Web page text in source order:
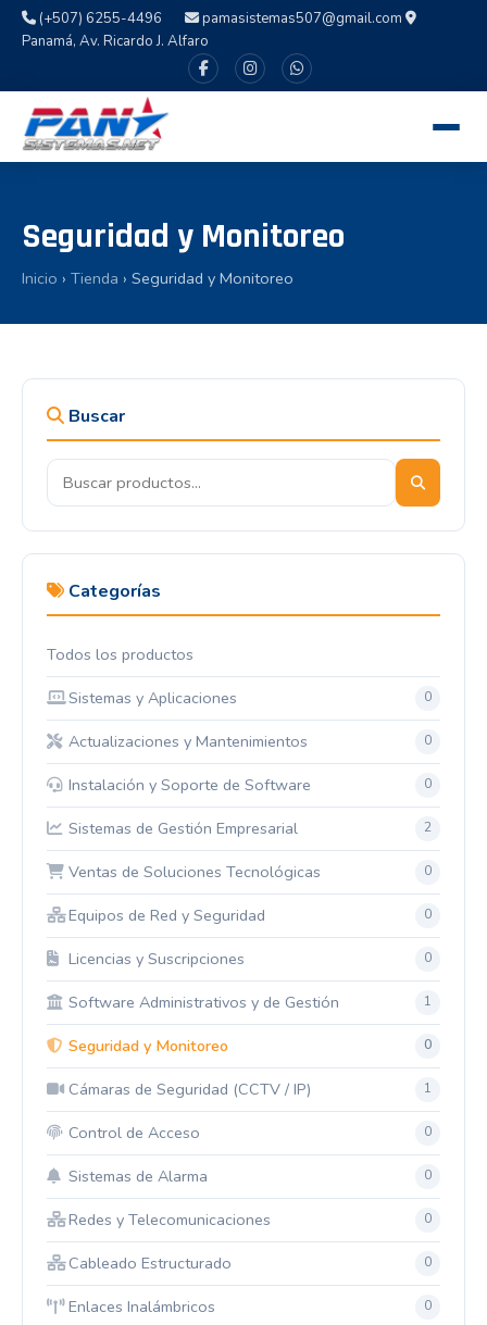
(+507) 6255-4496
pamasistemas507@gmail.com
Panamá, Av. Ricardo J. Alfaro
Seguridad y Monitoreo
Inicio › Tienda › Seguridad y Monitoreo
Buscar
Categorías
Todos los productos
Sistemas y Aplicaciones
0
Actualizaciones y Mantenimientos 0
Instalación y Soporte de Software 0
Sistemas de Gestión Empresarial 2
Ventas de Soluciones Tecnológicas 0
Equipos de Red y Seguridad 0
Licencias y Suscripciones 0
Software Administrativos y de Gestión 1
Seguridad y Monitoreo 0
Cámaras de Seguridad (CCTV / IP) 1
Control de Acceso 0
Sistemas de Alarma 0
Redes y Telecomunicaciones 0
Cableado Estructurado 0
Enlaces Inalámbricos 0